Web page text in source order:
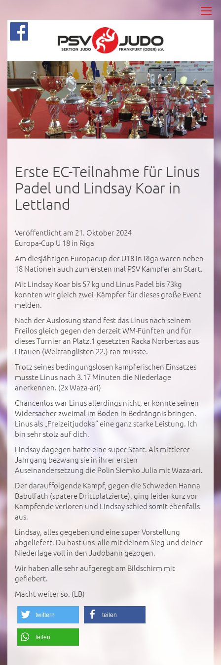
Erste EC-Teilnahme für Linus
Padel und Lindsay Koar in
Lettland
Veröffentlicht am 21. Oktober 2024
Europa-Cup U 18 in Riga
Am diesjährigen Europacup der U18 in Riga waren neben
18 Nationen auch zum ersten mal PSV Kämpfer am Start.
Mit Lindsay Koar bis 57 kg und Linus Padel bis 73kg
konnten wir gleich zwei Kämpfer für dieses große Event
melden.
Nach der Auslosung stand fest das Linus nach seinem
Freilos gleich gegen den derzeit WM-Fünften und für
dieses Turnier an Platz.1 gesetzten Racka Norbertas aus
Litauen (Weltranglisten 22.) ran musste.
Trotz seines bedingungslosen kämpferischen Einsatzes
musste Linus nach 3.17 Minuten die Niederlage
anerkennen. (2x Waza-ari)
Chancenlos war Linus allerdings nicht, er konnte seinen
Widersacher zweimal im Boden in Bedrängnis bringen.
Linus als „Freizeitjudoka“ eine ganz starke Leistung. Ich
bin sehr stolz auf dich.
Lindsay dagegen hatte eine super Start. Als mittlerer
Jahrgang bezwang sie in ihrer ersten
Auseinandersetzung die Polin Siemko Julia mit Waza-ari.
Der darauffolgende Kampf, gegen die Schweden Hanna
Babulfath (spätere Drittplatzierte), ging leider kurz vor
Kampfende verloren und Lindsay schied somit ebenfalls
aus.
Lindsay, alles gegeben und eine super Vorstellung
abgeliefert. Du hast uns alle mit deinem Sieg und deiner
Niederlage voll in den Judobann gezogen.
Wir haben alle sehr aufgeregt am Bildschirm mit
gefiebert.
Macht weiter so. (LB)
twittern teilen
teilen